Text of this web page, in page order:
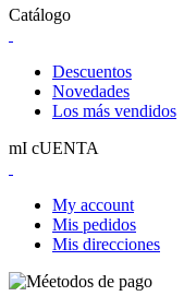
Catálogo
Descuentos
Novedades
Los más vendidos
mI cUENTA
My account
Mis pedidos
Mis direcciones